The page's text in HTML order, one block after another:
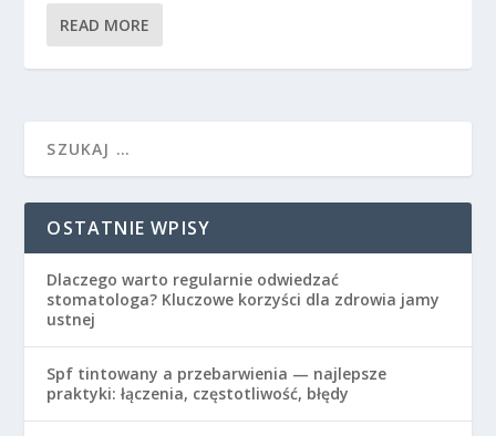
READ MORE
OSTATNIE WPISY
Dlaczego warto regularnie odwiedzać
stomatologa? Kluczowe korzyści dla zdrowia jamy
ustnej
Spf tintowany a przebarwienia — najlepsze
praktyki: łączenia, częstotliwość, błędy